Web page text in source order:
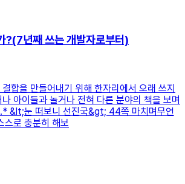
?(7년째 쓰는 개발자로부터)
합을 만들어내기 위해 한자리에서 오래 쓰지
아이들과 놀거나 전혀 다른 분야의 책을 보며
&lt;눈 떠보니 선진국&gt; 44쪽 마치며무언
스로 충분히 해보